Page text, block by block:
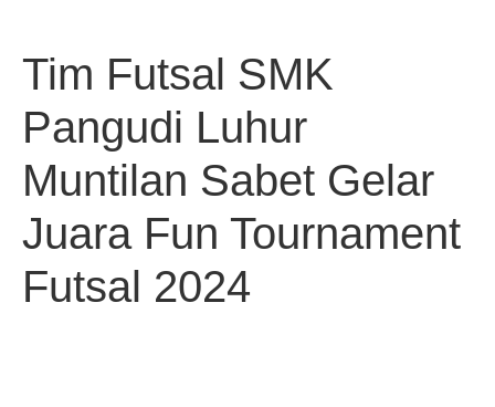
Tim Futsal SMK
Pangudi Luhur
Muntilan Sabet Gelar
Juara Fun Tournament
Futsal 2024